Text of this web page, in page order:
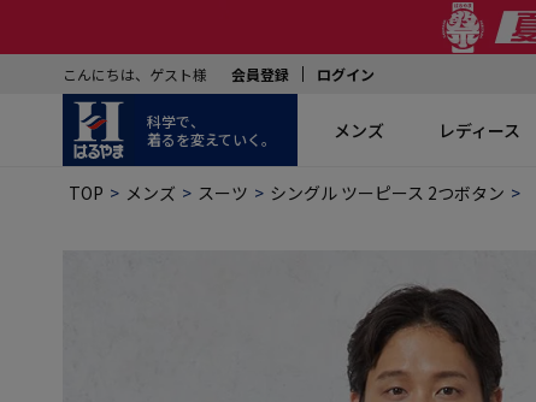
こんにちは、ゲスト様 会員登録 ログイン
科学で、
着るを変えていく。
メンズ レディース
TOP メンズ スーツ シングル ツーピース 2つボタン